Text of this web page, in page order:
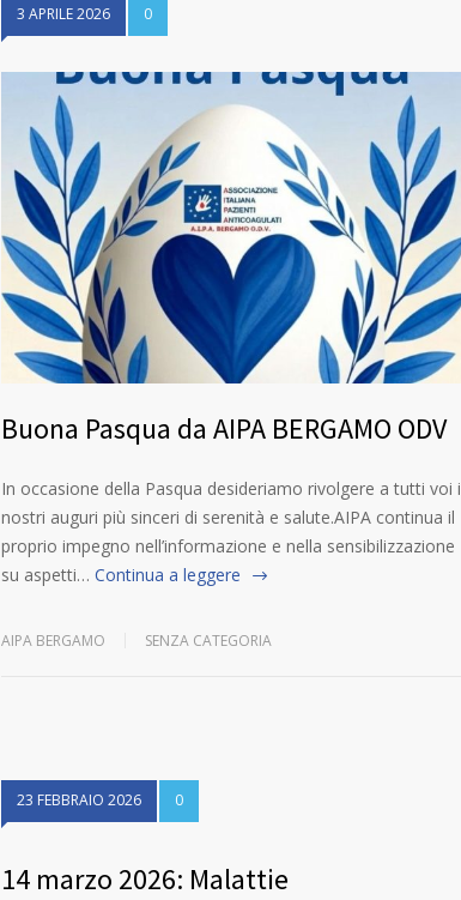
3 APRILE 2026 0
Buona Pasqua da AIPA BERGAMO ODV
In occasione della Pasqua desideriamo rivolgere a tutti voi i
nostri auguri più sinceri di serenità e salute.AIPA continua il
proprio impegno nell’informazione e nella sensibilizzazione
su aspetti… Continua a leggere
AIPA BERGAMO SENZA CATEGORIA
23 FEBBRAIO 2026 0
14 marzo 2026: Malattie